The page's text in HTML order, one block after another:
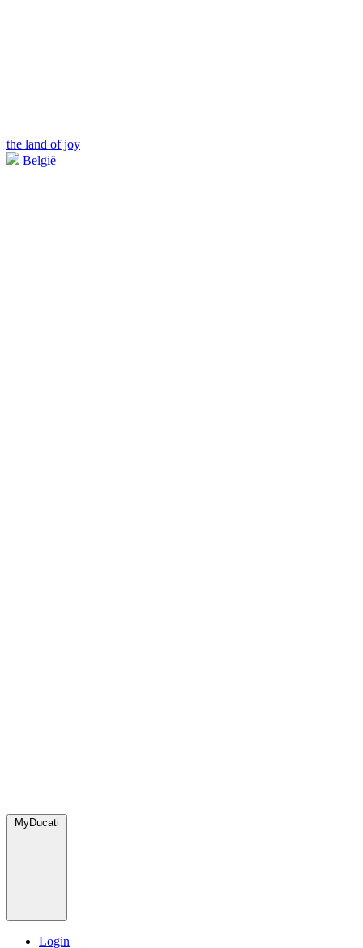
the land of joy
België
MyDucati
Login